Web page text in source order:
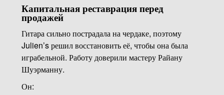
Капитальная реставрация перед
продажей
Гитара сильно пострадала на чердаке, поэтому
Julien’s решил восстановить её, чтобы она была
играбельной. Работу доверили мастеру Райану
Шуэрманну.
Он: